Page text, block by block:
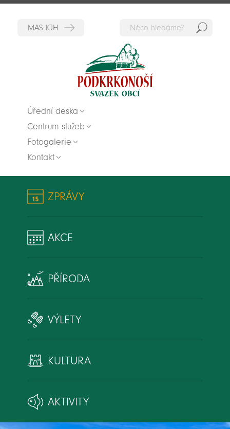
Úřední deska
Centrum služeb
Fotogalerie
Kontakt
ZPRÁVY
AKCE
PŘÍRODA
VÝLETY
KULTURA
AKTIVITY